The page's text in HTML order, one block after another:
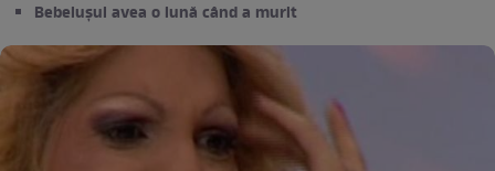
Bebelușul avea o lună când a murit